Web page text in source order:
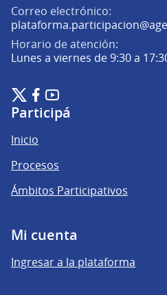
Correo electrónico:
Horario de atención:
Lunes a viernes de 9:30 a
Plataforma de Participación
(Enlace externo)
Plataforma de Participación
(Enlace externo)
Plataforma de
(Enlace externo)
Participá
Inicio
Procesos
Ámbitos Participativos
Mi cuenta
Ingresar a la plataforma